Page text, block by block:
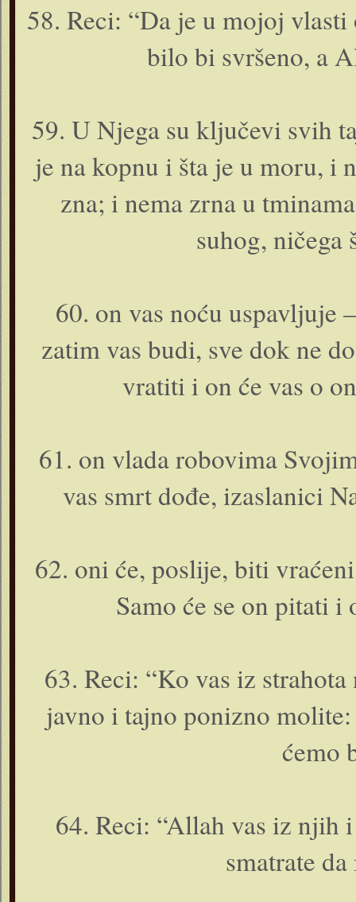
58. Reci: “Da je u mojoj
bilo bi svršeno, a
59. U Njega su ključevi svih
je na kopnu i šta je u moru, i
zna; i nema zrna u
suhog,
60. o­n vas noću uspavljuje
zatim vas budi, sve dok ne
vratiti i o­n će vas o
61. o­n vlada robovima
vas smrt dođe, izaslanici
62. o­ni će, poslije, biti
Samo će se o­n pitati
63. Reci: “Ko vas iz
javno i tajno ponizno
ćemo
64. Reci: “Allah vas iz njih
smatrate